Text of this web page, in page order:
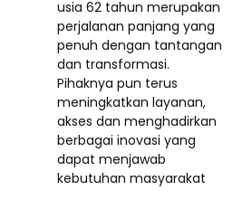
usia 62 tahun merupakan
perjalanan panjang yang
penuh dengan tantangan
dan transformasi.
Pihaknya pun terus
meningkatkan layanan,
akses dan menghadirkan
berbagai inovasi yang
dapat menjawab
kebutuhan masyarakat